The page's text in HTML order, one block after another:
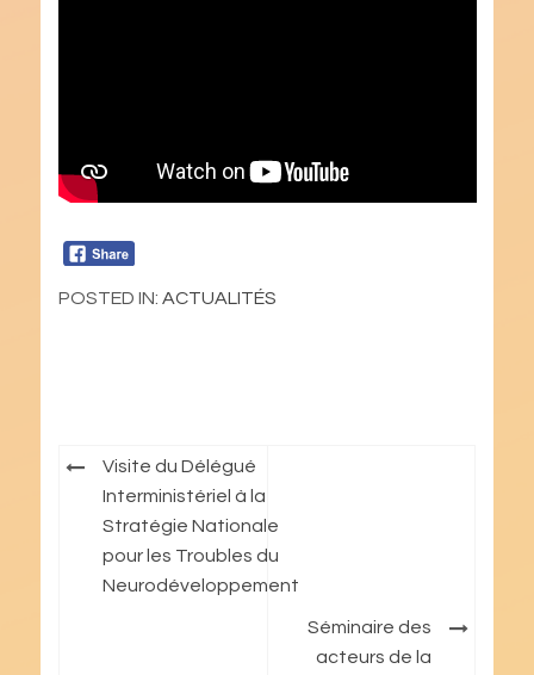
POSTED IN: ACTUALITÉS
Navigation
l’article
Visite du Délégué
Interministériel à la
Stratégie Nationale
pour les Troubles du
Neurodéveloppement
Séminaire des
acteurs de la